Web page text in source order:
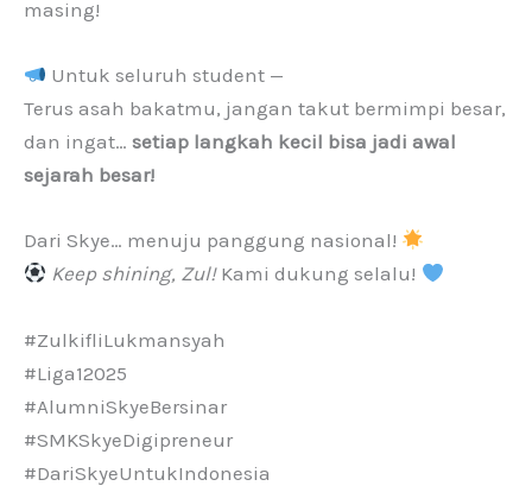
masing!
Untuk seluruh student —
Terus asah bakatmu, jangan takut bermimpi besar,
dan ingat… setiap langkah kecil bisa jadi awal
sejarah besar!
Dari Skye… menuju panggung nasional!
Keep shining, Zul!Kami dukung selalu!
#ZulkifliLukmansyah
#Liga12025
#AlumniSkyeBersinar
#SMKSkyeDigipreneur
#DariSkyeUntukIndonesia